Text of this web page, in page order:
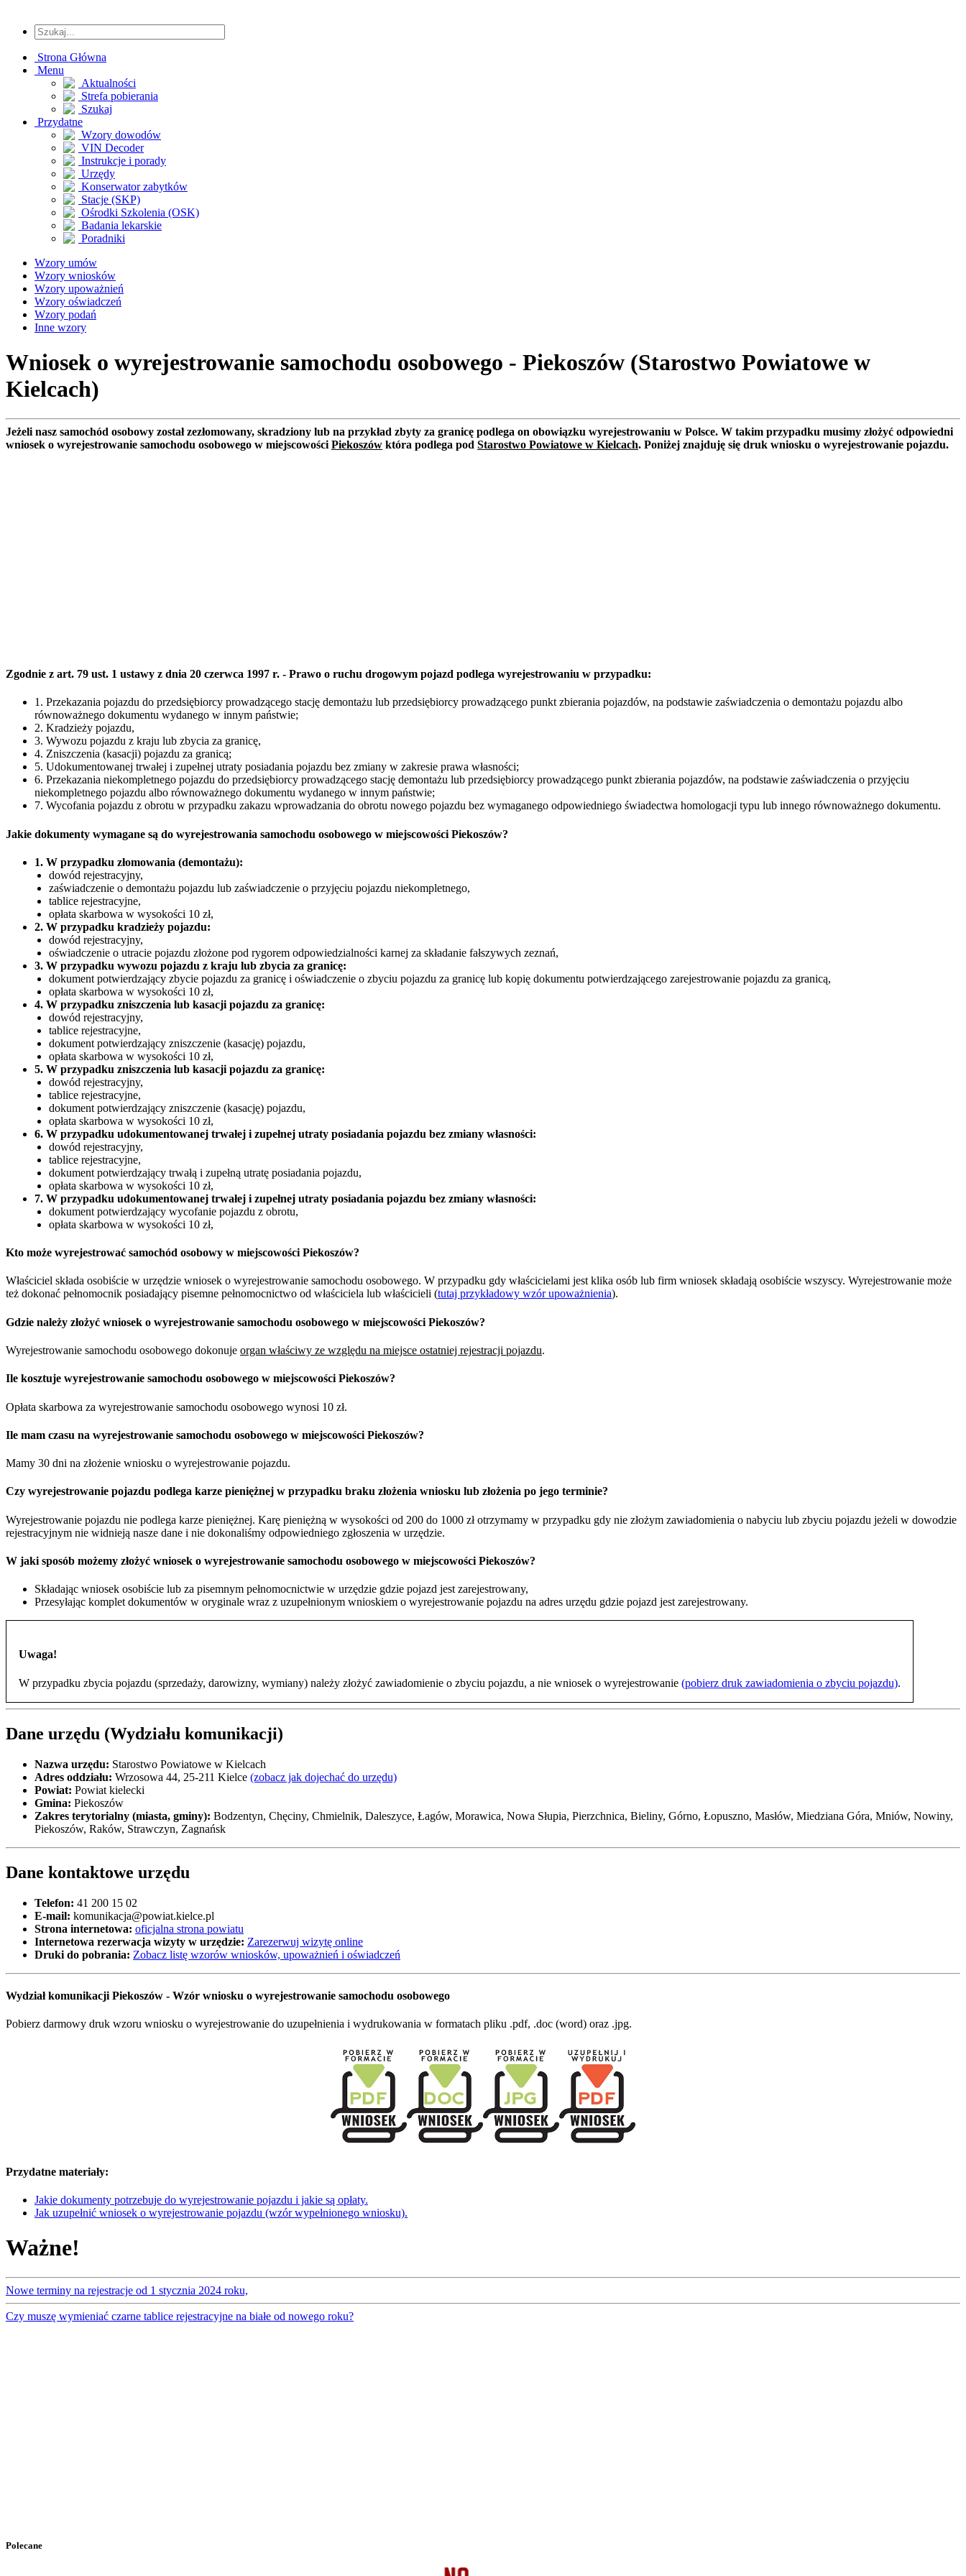
Strona Główna
Menu
Aktualności
Strefa pobierania
Szukaj
Przydatne
Wzory dowodów
VIN Decoder
Instrukcje i porady
Urzędy
Konserwator zabytków
Stacje (SKP)
Ośrodki Szkolenia (OSK)
Badania lekarskie
Poradniki
Wzory umów
Wzory wniosków
Wzory upoważnień
Wzory oświadczeń
Wzory podań
Inne wzory
Wniosek o wyrejestrowanie samochodu osobowego - Piekoszów (Starostwo Powiatowe w
Kielcach)
Jeżeli nasz samochód osobowy został zezłomowany, skradziony lub na przykład zbyty za granicę podlega on obowiązku wyrejestrowaniu w Polsce. W takim przypadku musimy złożyć odpowiedni
wniosek o wyrejestrowanie samochodu osobowego w miejscowości Piekoszów która podlega pod Starostwo Powiatowe w Kielcach. Poniżej znajduję się druk wniosku o wyrejestrowanie pojazdu.
Zgodnie z art. 79 ust. 1 ustawy z dnia 20 czerwca 1997 r. - Prawo o ruchu drogowym pojazd podlega wyrejestrowaniu w przypadku:
1. Przekazania pojazdu do przedsiębiorcy prowadzącego stację demontażu lub przedsiębiorcy prowadzącego punkt zbierania pojazdów, na podstawie zaświadczenia o demontażu pojazdu albo
równoważnego dokumentu wydanego w innym państwie;
2. Kradzieży pojazdu,
3. Wywozu pojazdu z kraju lub zbycia za granicę,
4. Zniszczenia (kasacji) pojazdu za granicą;
5. Udokumentowanej trwałej i zupełnej utraty posiadania pojazdu bez zmiany w zakresie prawa własności;
6. Przekazania niekompletnego pojazdu do przedsiębiorcy prowadzącego stację demontażu lub przedsiębiorcy prowadzącego punkt zbierania pojazdów, na podstawie zaświadczenia o przyjęciu
niekompletnego pojazdu albo równoważnego dokumentu wydanego w innym państwie;
7. Wycofania pojazdu z obrotu w przypadku zakazu wprowadzania do obrotu nowego pojazdu bez wymaganego odpowiedniego świadectwa homologacji typu lub innego równoważnego dokumentu.
Jakie dokumenty wymagane są do wyrejestrowania samochodu osobowego w miejscowości Piekoszów?
1. W przypadku złomowania (demontażu):
dowód rejestracyjny,
zaświadczenie o demontażu pojazdu lub zaświadczenie o przyjęciu pojazdu niekompletnego,
tablice rejestracyjne,
opłata skarbowa w wysokości 10 zł,
2. W przypadku kradzieży pojazdu:
dowód rejestracyjny,
oświadczenie o utracie pojazdu złożone pod rygorem odpowiedzialności karnej za składanie fałszywych zeznań,
3. W przypadku wywozu pojazdu z kraju lub zbycia za granicę:
dokument potwierdzający zbycie pojazdu za granicę i oświadczenie o zbyciu pojazdu za granicę lub kopię dokumentu potwierdzającego zarejestrowanie pojazdu za granicą,
opłata skarbowa w wysokości 10 zł,
4. W przypadku zniszczenia lub kasacji pojazdu za granicę:
dowód rejestracyjny,
tablice rejestracyjne,
dokument potwierdzający zniszczenie (kasację) pojazdu,
opłata skarbowa w wysokości 10 zł,
5. W przypadku zniszczenia lub kasacji pojazdu za granicę:
dowód rejestracyjny,
tablice rejestracyjne,
dokument potwierdzający zniszczenie (kasację) pojazdu,
opłata skarbowa w wysokości 10 zł,
6. W przypadku udokumentowanej trwałej i zupełnej utraty posiadania pojazdu bez zmiany własności:
dowód rejestracyjny,
tablice rejestracyjne,
dokument potwierdzający trwałą i zupełną utratę posiadania pojazdu,
opłata skarbowa w wysokości 10 zł,
7. W przypadku udokumentowanej trwałej i zupełnej utraty posiadania pojazdu bez zmiany własności:
dokument potwierdzający wycofanie pojazdu z obrotu,
opłata skarbowa w wysokości 10 zł,
Kto może wyrejestrować samochód osobowy w miejscowości Piekoszów?
Właściciel składa osobiście w urzędzie wniosek o wyrejestrowanie samochodu osobowego. W przypadku gdy właścicielami jest klika osób lub firm wniosek składają osobiście wszyscy. Wyrejestrowanie może
też dokonać pełnomocnik posiadający pisemne pełnomocnictwo od właściciela lub właścicieli (tutaj przykładowy wzór upoważnienia).
Gdzie należy złożyć wniosek o wyrejestrowanie samochodu osobowego w miejscowości Piekoszów?
Wyrejestrowanie samochodu osobowego dokonuje organ właściwy ze względu na miejsce ostatniej rejestracji pojazdu.
Ile kosztuje wyrejestrowanie samochodu osobowego w miejscowości Piekoszów?
Opłata skarbowa za wyrejestrowanie samochodu osobowego wynosi 10 zł.
Ile mam czasu na wyrejestrowanie samochodu osobowego w miejscowości Piekoszów?
Mamy 30 dni na złożenie wniosku o wyrejestrowanie pojazdu.
Czy wyrejestrowanie pojazdu podlega karze pieniężnej w przypadku braku złożenia wniosku lub złożenia po jego terminie?
Wyrejestrowanie pojazdu nie podlega karze pieniężnej. Karę pieniężną w wysokości od 200 do 1000 zł otrzymamy w przypadku gdy nie złożym zawiadomienia o nabyciu lub zbyciu pojazdu jeżeli w dowodzie
rejestracyjnym nie widnieją nasze dane i nie dokonaliśmy odpowiedniego zgłoszenia w urzędzie.
W jaki sposób możemy złożyć wniosek o wyrejestrowanie samochodu osobowego w miejscowości Piekoszów?
Składając wniosek osobiście lub za pisemnym pełnomocnictwie w urzędzie gdzie pojazd jest zarejestrowany,
Przesyłając komplet dokumentów w oryginale wraz z uzupełnionym wnioskiem o wyrejestrowanie pojazdu na adres urzędu gdzie pojazd jest zarejestrowany.
Uwaga!
W przypadku zbycia pojazdu (sprzedaży, darowizny, wymiany) należy złożyć zawiadomienie o zbyciu pojazdu, a nie wniosek o wyrejestrowanie (pobierz druk zawiadomienia o zbyciu pojazdu).
Dane urzędu (Wydziału komunikacji)
Nazwa urzędu: Starostwo Powiatowe w Kielcach
Adres oddziału: Wrzosowa 44, 25-211 Kielce (zobacz jak dojechać do urzędu)
Powiat: Powiat kielecki
Gmina: Piekoszów
Zakres terytorialny (miasta, gminy): Bodzentyn, Chęciny, Chmielnik, Daleszyce, Łagów, Morawica, Nowa Słupia, Pierzchnica, Bieliny, Górno, Łopuszno, Masłów, Miedziana Góra, Mniów, Nowiny,
Piekoszów, Raków, Strawczyn, Zagnańsk
Dane kontaktowe urzędu
Telefon: 41 200 15 02
E-mail: komunikacja@powiat.kielce.pl
Strona internetowa: oficjalna strona powiatu
Internetowa rezerwacja wizyty w urzędzie: Zarezerwuj wizytę online
Druki do pobrania: Zobacz listę wzorów wniosków, upoważnień i oświadczeń
Wydział komunikacji Piekoszów - Wzór wniosku o wyrejestrowanie samochodu osobowego
Pobierz darmowy druk wzoru wniosku o wyrejestrowanie do uzupełnienia i wydrukowania w formatach pliku .pdf, .doc (word) oraz .jpg.
Przydatne materiały:
Jakie dokumenty potrzebuje do wyrejestrowanie pojazdu i jakie są opłaty.
Jak uzupełnić wniosek o wyrejestrowanie pojazdu (wzór wypełnionego wniosku).
Ważne!
Nowe terminy na rejestracje od 1 stycznia 2024 roku,
Czy muszę wymieniać czarne tablice rejestracyjne na białe od nowego roku?
Polecane